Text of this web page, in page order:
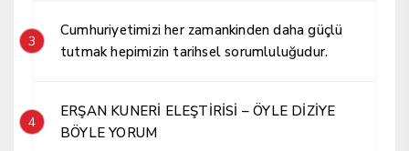
3
Cumhuriyetimizi her zamankinden daha güçlü
tutmak hepimizin tarihsel sorumluluğudur.
4
ERŞAN KUNERİ ELEŞTİRİSİ – ÖYLE DİZİYE
BÖYLE YORUM